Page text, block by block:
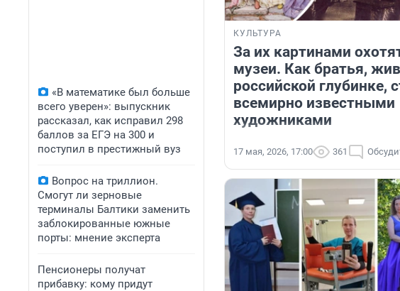
«В математике был больше
всего уверен»: выпускник
рассказал, как исправил 298
баллов за ЕГЭ на 300 и
поступил в престижный вуз
Вопрос на триллион.
Смогут ли зерновые
терминалы Балтики заменить
заблокированные южные
порты: мнение эксперта
Пенсионеры получат
прибавку: кому придут
КУЛЬТУРА
За их картинами
музеи. Как братья,
российской глубинке,
всемирно известными
художниками
17 мая, 2026, 17:00 361